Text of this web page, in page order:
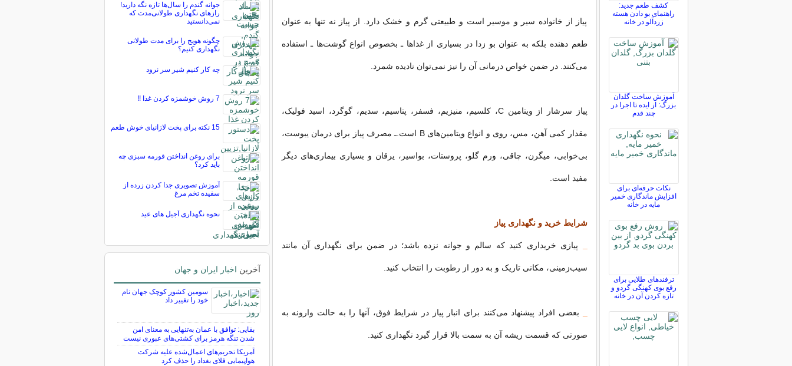
پیاز از خانواده سیر و موسیر است و طبیعتی گرم و خشک دارد. از پیاز نه ‌تنها به عنوان
طعم دهنده بلکه به عنوان بو زدا در بسیاری از غذاها ـ بخصوص انواع گوشت‌ها ـ استفاده
می‌کنند. در ضمن خواص درمانی آن را نیز نمی‌توان نادیده شمرد.
پیاز سرشار از ویتامین C، کلسیم، منیزیم، فسفر، پتاسیم، سدیم، گوگرد، اسید فولیک،
مقدار کمی آهن، مس، روی و انواع ویتامین‌های B است.ـ مصرف پیاز برای درمان یبوست،
بی‌خوابی، میگرن، چاقی، ورم گلو، پروستات، بواسیر، یرقان و بسیاری بیماری‌های دیگر
مفید است.
شرایط خرید و نگهداری پیاز
پیازی خریداری کنید که سالم و جوانه نزده باشد؛ در ضمن برای نگهداری آن مانند
سیب‌زمینی، مکانی تاریک و به دور از رطوبت را انتخاب کنید.
بعضی افراد پیشنهاد می‌کنند برای انبار پیاز در شرایط فوق، آنها را به حالت وارونه به
صورتی که قسمت ریشه آن به سمت بالا قرار گیرد نگهداری کنید.
کشف طعم جدید:
راهنمای بو دادن هسته
زردآلو در خانه
آموزش ساخت گلدان
بزرگ: از ایده تا اجرا در
چند قدم
نکات حرفه‌ای برای
افزایش ماندگاری خمیر
مایه در خانه
ترفندهای طلایی برای
رفع بوی کهنگی گردو و
تازه کردن آن در خانه
جوانه گندم را سال‌ها تازه نگه دارید!
رازهای نگهداری طولانی‌مدت که
نمی‌دانستید
چگونه هویج را برای مدت طولانی
نگهداری کنیم؟
چه كار كنیم شیر سر نرود
7 روش خوشمزه كردن غذا !!
15 نکته برای پخت لازانیای خوش طعم
برای روغن انداختن قورمه سبزی چه
باید کرد؟
آموزش تصویری جدا کردن زرده از
سفیده تخم مرغ
نحوه نگهداری آجیل های عید
آخرین اخبار ایران و جهان
سومین کشور کوچک جهان نام
خود را تغییر داد
بقایی: توافق با عمان به‌تنهایی به معنای امن
شدن تنگه هرمز برای کشتی‌های عبوری نیست
آمریکا تحریم‌های اعمال‌شده علیه شرکت
هواپیمایی فلای بغداد را حذف کرد